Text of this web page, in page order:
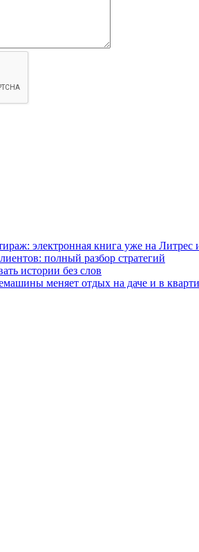
электронная книга уже на Литрес
полный разбор стратегий
истории без слов
меняет отдых на даче и в